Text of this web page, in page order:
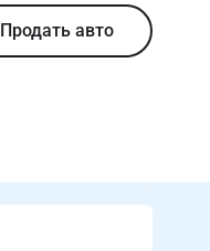
Продать авто